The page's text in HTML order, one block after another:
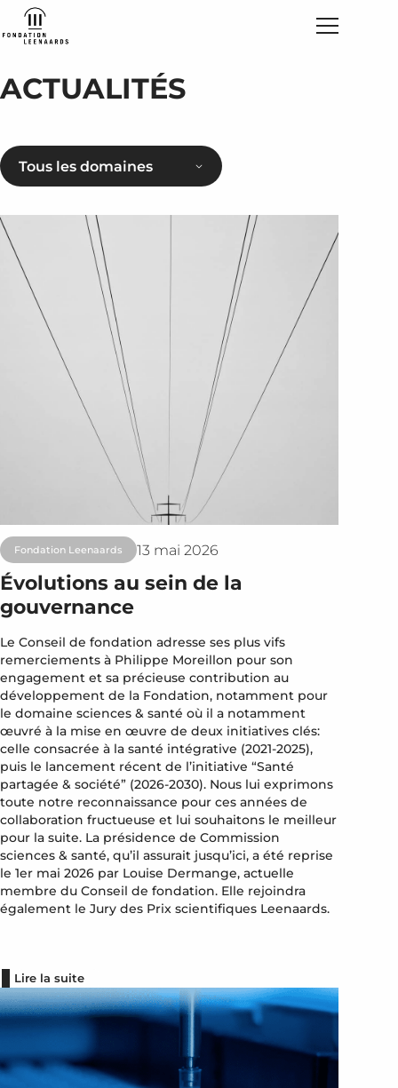
ACTUALITÉS
Tous les domaines
Fondation Leenaards 13 mai 2026
Évolutions au sein de la
gouvernance
Le Conseil de fondation adresse ses plus vifs
remerciements à Philippe Moreillon pour son
engagement et sa précieuse contribution au
développement de la Fondation, notamment pour
le domaine sciences & santé où il a notamment
œuvré à la mise en œuvre de deux initiatives clés:
celle consacrée à la santé intégrative (2021-2025),
puis le lancement récent de l’initiative “Santé
partagée & société” (2026-2030). Nous lui exprimons
toute notre reconnaissance pour ces années de
collaboration fructueuse et lui souhaitons le meilleur
pour la suite. La présidence de Commission
sciences & santé, qu’il assurait jusqu’ici, a été reprise
le 1er mai 2026 par Louise Dermange, actuelle
membre du Conseil de fondation. Elle rejoindra
également le Jury des Prix scientifiques Leenaards.
Lire la suite